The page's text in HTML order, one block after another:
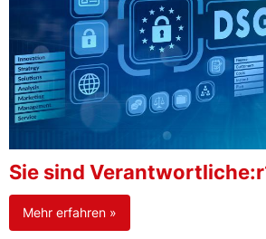
Sie sind
Mehr erfahren »